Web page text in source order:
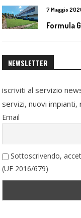
7 Maggio
NEWSLETTER
iscriviti al servizio
servizi, nuovi impianti,
Email
Sottoscrivendo,
(UE 2016/679)